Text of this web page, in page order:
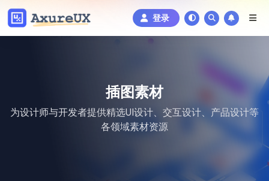
登录
插图素材
为设计师与开发者提供精选UI设计、交互设计、产品设计等
各领域素材资源